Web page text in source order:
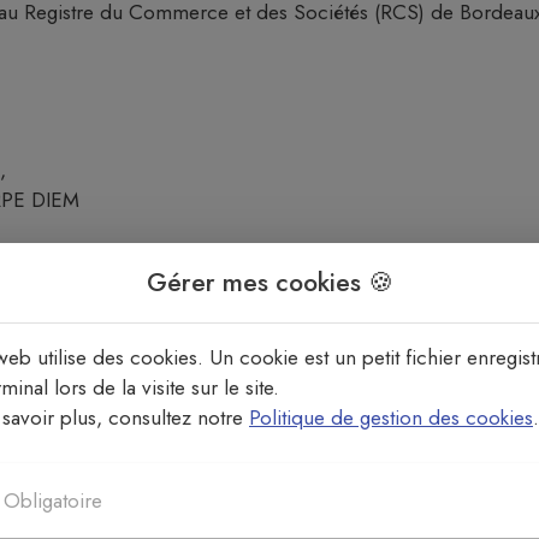
Registre du Commerce et des Sociétés (RCS) de
DIEM
ecclesia.com/paroisse-labastide-
éléments techniques qui le composent (éléments
SAS.
documents, ainsi que toutes œuvres intégrées dans
autorisé la
des œuvres de l'esprit protégées par les articles
Gérer mes cookies 🍪
utilise des cookies. Un cookie est un petit fichier
lors de la visite sur le site.
plus, consultez notre Politique de gestion des cookies.
Obligatoire